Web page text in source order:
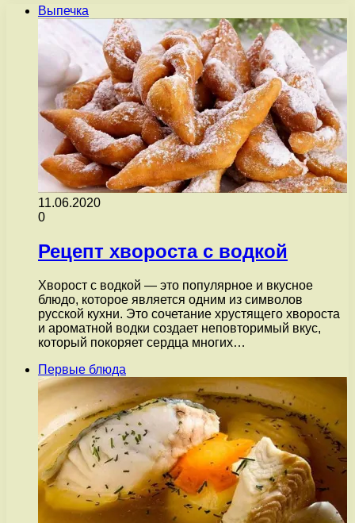
Выпечка
11.06.2020
0
Рецепт хвороста с водкой
Хворост с водкой — это популярное и вкусное
блюдо, которое является одним из символов
русской кухни. Это сочетание хрустящего хвороста
и ароматной водки создает неповторимый вкус,
который покоряет сердца многих…
Первые блюда